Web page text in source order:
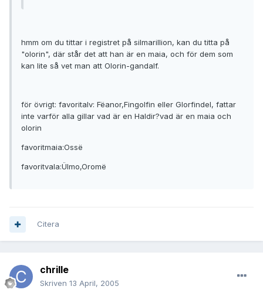
hmm om du tittar i registret på silmarillion, kan du titta på
"olorin", där står det att han är en maia, och för dem som
kan lite så vet man att Olorin-gandalf.
för övrigt: favoritalv: Fëanor,Fingolfin eller Glorfindel, fattar
inte varför alla gillar vad är en Haldir?vad är en maia och
olorin
favoritmaia:Ossë
favoritvala:Ülmo,Oromë
Citera
chrille
Skriven 13 April, 2005